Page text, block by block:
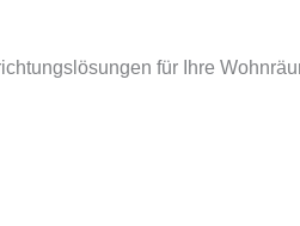
für Ihre